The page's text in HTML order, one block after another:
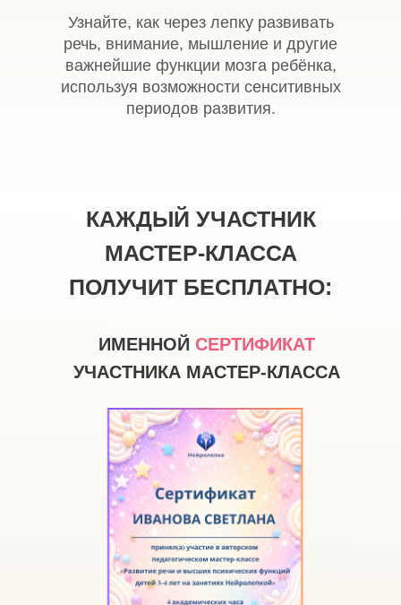
Узнайте, как через лепку развивать
речь, внимание, мышление и другие
важнейшие функции мозга ребёнка,
используя возможности сенситивных
периодов развития.
КАЖДЫЙ УЧАСТНИК
МАСТЕР-КЛАССА
ПОЛУЧИТ БЕСПЛАТНО:
ИМЕННОЙ СЕРТИФИКАТ
УЧАСТНИКА МАСТЕР-КЛАССА